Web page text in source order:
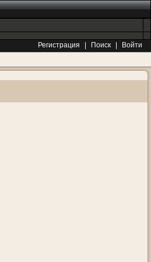
Регистрация Поиск
Войти